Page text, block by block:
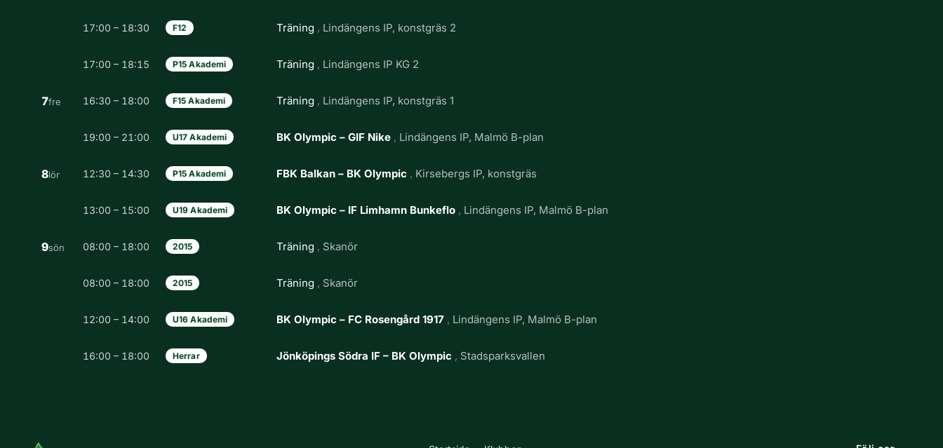
17:00 – 18:30 F12 Träning Lindängens IP, konstgräs 2
17:00 – 18:15 P15 Akademi Träning Lindängens IP KG 2
7fre 16:30 – 18:00 F15 Akademi Träning Lindängens IP, konstgräs 1
19:00 – 21:00 U17 Akademi BK Olympic – GIF Nike Lindängens IP, Malmö B-plan
8lör 12:30 – 14:30 P15 Akademi FBK Balkan – BK Olympic Kirsebergs IP, konstgräs
13:00 – 15:00 U19 Akademi BK Olympic – IF Limhamn Bunkeflo Lindängens IP, Malmö B-plan
9sön 08:00 – 18:00 2015 Träning Skanör
08:00 – 18:00 2015 Träning Skanör
12:00 – 14:00 U16 Akademi BK Olympic – FC Rosengård 1917 Lindängens IP, Malmö B-plan
16:00 – 18:00 Herrar Jönköpings Södra IF – BK Olympic Stadsparksvallen